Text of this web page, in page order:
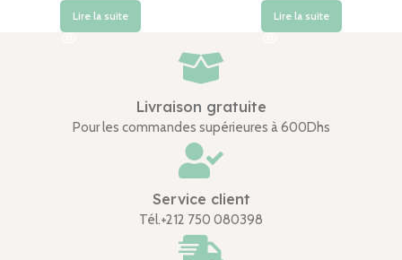
Lire la suite Lire la suite
Livraison gratuite
Pour les commandes supérieures à 600Dhs
Service client
Tél.+212 750 080398